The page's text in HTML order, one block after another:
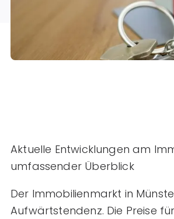
Aktuelle Entwicklungen am
umfassender Überblick
Der Immobilienmarkt in
Aufwärtstendenz. Die Preise